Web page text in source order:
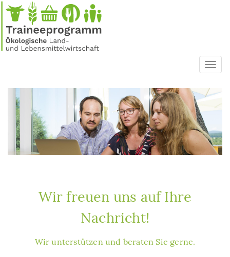
Direkt
zum
Inhalt
Wir freuen uns auf Ihre
Nachricht!
Wir unterstützen und beraten Sie gerne.